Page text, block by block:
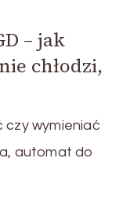
– jak
chłodzi,
czy wymieniać
automat do